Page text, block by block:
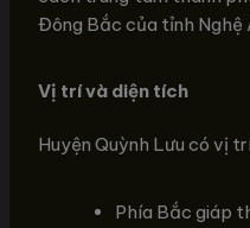
Đông Bắc của tỉnh Nghệ
Vị trí và diện tích
Huyện Quỳnh Lưu có vị
Phía Bắc giáp